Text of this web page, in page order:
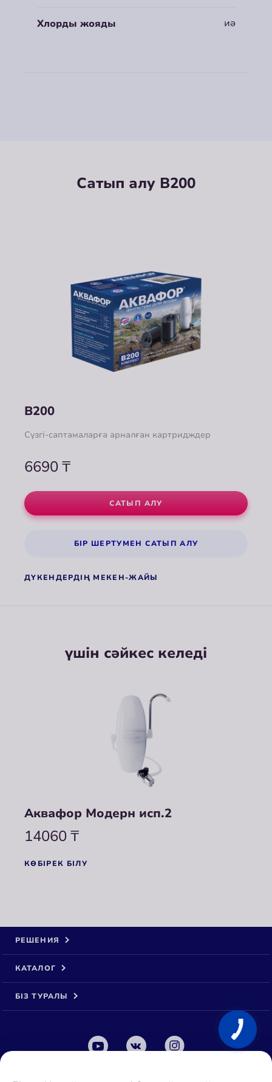
Хлорды жояды иә
Сатып алу B200
B200
Сүзгі-саптамаларға арналған картридждер
6690₸
САТЫП АЛУ
БІР ШЕРТУМЕН САТЫП АЛУ
ДҮКЕНДЕРДІҢ МЕКЕН-ЖАЙЫ
үшін сәйкес келеді
Аквафор Модерн исп.2
14060₸
КӨБІРЕК БІЛУ
РЕШЕНИЯ
КАТАЛОГ
БІЗ ТУРАЛЫ